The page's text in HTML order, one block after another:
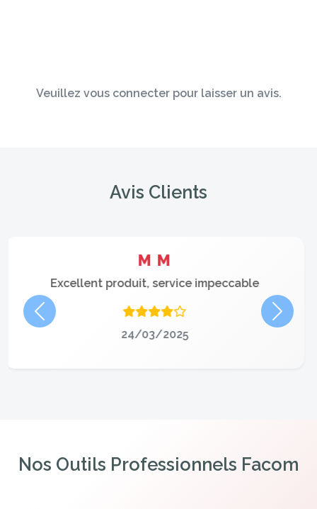
Veuillez vous connecter pour laisser un avis.
Avis Clients
FOSSAERT GUILLAUME
Qualité remarquable, expérience utilisateur
Précédent
Nos Outils Professionnels Facom